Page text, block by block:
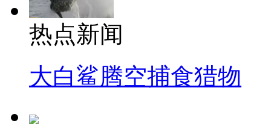
热点新闻
大白鲨腾空捕食猎物